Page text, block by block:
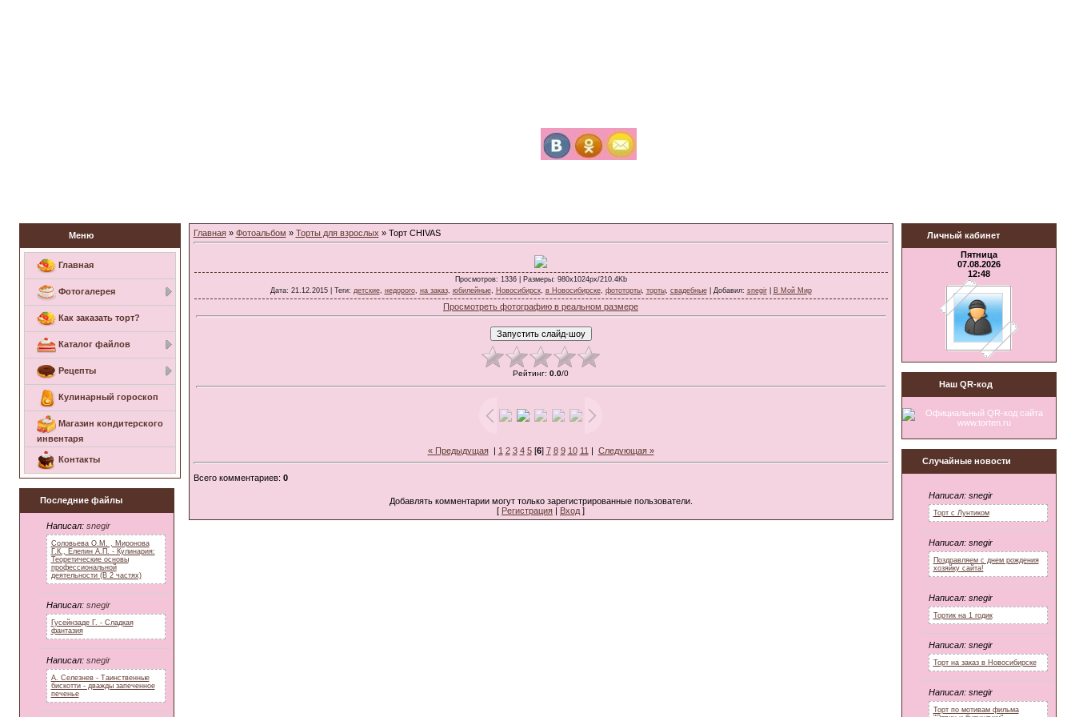
Меню
Главная
Фотогалерея
Как заказать торт?
Каталог файлов
Рецепты
Кулинарный гороскоп
Магазин кондитерского
инвентаря
Контакты
Последние файлы
Написал: snegir
Соловьева О.М. , Миронова
Г.К., Елепин А.П. - Кулинария:
Теоретические основы
профессиональной
деятельности (В 2 частях)
Написал: snegir
Гусейнзаде Г. - Сладкая
фантазия
Написал: snegir
А. Селезнев - Таинственные
бискотти - дважды запеченное
печенье
Главная» Фотоальбом » Торты для взрослых » Торт CHIVAS
Просмотров: 1336 | Размеры: 980x1024px/210.4Kb
Дата: 21.12.2015 | Теги: детские, недорого, на заказ, юбилейные, Новосибирск, в Новосибирске, фототорты, торты, свадебные| Добавил: snegir| В Мой Мир
Просмотреть фотографию в реальном размере
Рейтинг: 0.0/0
« Предыдущая| 1 2 3 4 5[6] 7 8 9 10 11 | Следующая »
Всего комментариев: 0
Добавлять комментарии могут только зарегистрированные пользователи.
[ Регистрация Вход ]
Личный кабинет
Пятница
07.08.2026
12:48
Наш QR-код
Случайные новости
Написал: snegir
Торт с Лунтиком
Написал: snegir
Поздравляем с днем рождения
хозяйку сайта!
Написал: snegir
Тортик на 1 годик
Написал: snegir
Торт на заказ в Новосибирске
Написал: snegir
Торт по мотивам фильма